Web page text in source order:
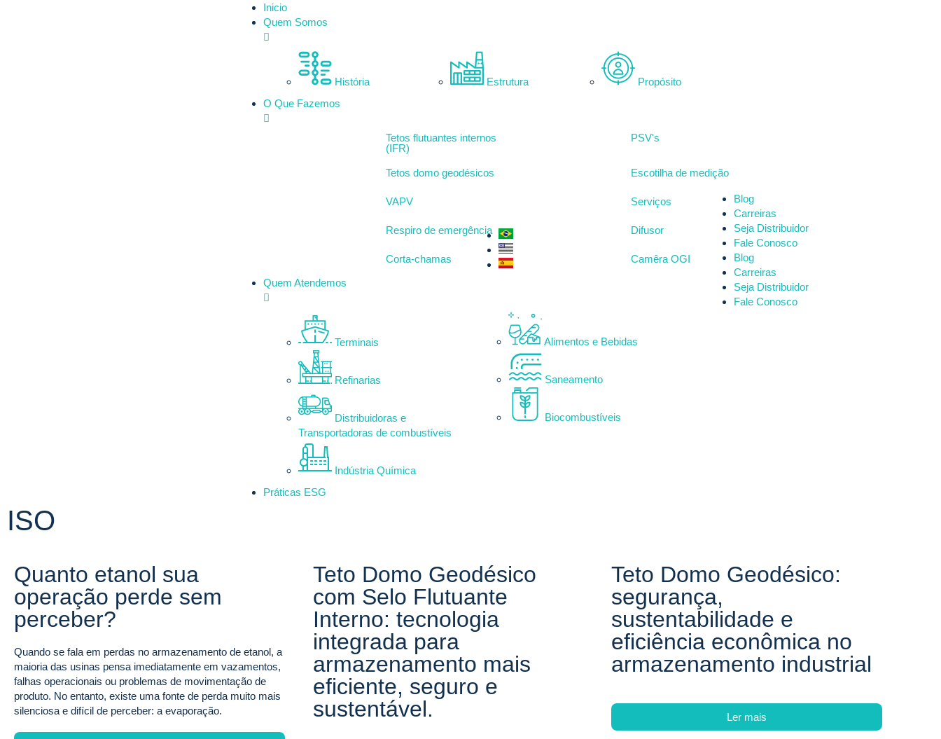
Inicio
Quem Somos
História Estrutura
Propósito
O Que Fazemos
Tetos flutuantes internos
(IFR)
PSV's
Tetos domo geodésicos Escotilha de medição
VAPV Serviços
Respiro de emergência Difusor
Corta-chamas
Camêra OGI
Quem Atendemos
Terminais
Refinarias
Distribuidoras e
Transportadoras de combustíveis
Indústria Química
Alimentos e Bebidas
Saneamento
Biocombustíveis
Práticas ESG
Blog
Carreiras
Seja Distribuidor
Fale Conosco
Blog
Carreiras
Seja Distribuidor
Fale Conosco
ISO
Quanto etanol sua
operação perde sem
perceber?
Quando se fala em perdas no armazenamento de etanol, a
maioria das usinas pensa imediatamente em vazamentos,
falhas operacionais ou problemas de movimentação de
produto. No entanto, existe uma fonte de perda muito mais
silenciosa e difícil de perceber: a evaporação.
Teto Domo Geodésico
com Selo Flutuante
Interno: tecnologia
integrada para
armazenamento mais
eficiente, seguro e
sustentável.
Teto Domo Geodésico:
segurança,
sustentabilidade e
eficiência econômica no
armazenamento industrial
Ler mais